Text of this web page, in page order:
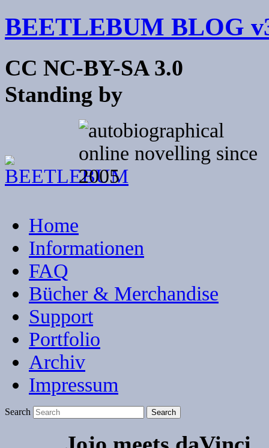
BEETLEBUM BLOG
CC NC-BY-SA 3.0
Standing by
Home
Informationen
FAQ
Bücher & Merchandise
Support
Portfolio
Archiv
Impressum
Search